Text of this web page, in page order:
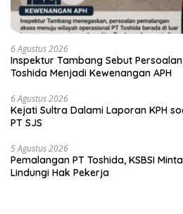
6 Agustus 2026
Inspektur Tambang Sebut
Toshida Menjadi Kewenangan APH
6 Agustus 2026
Kejati Sultra Dalami Laporan KPH
PT SJS
5 Agustus 2026
Pemalangan PT Toshida, KSBSI
Lindungi Hak Pekerja